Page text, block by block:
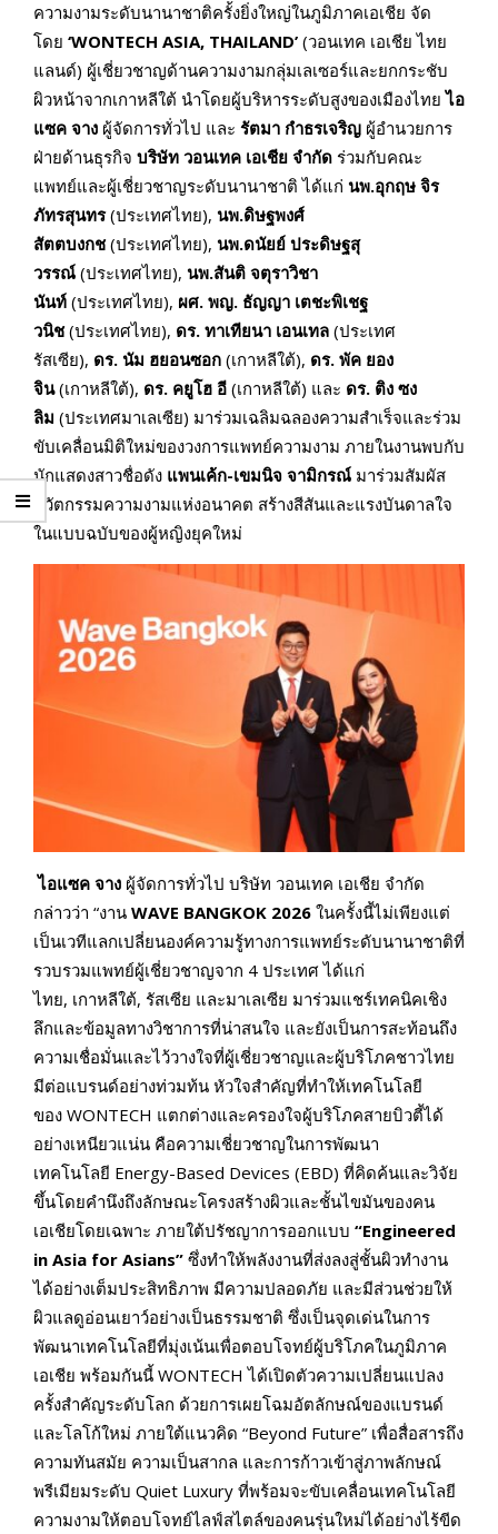
ความงามระดับนานาชาติครั้งยิ่งใหญ่ในภูมิภาคเอเชีย จัด
โดย ‘WONTECH ASIA, THAILAND’ (วอนเทค เอเชีย ไทย
แลนด์) ผู้เชี่ยวชาญด้านความงามกลุ่มเลเซอร์และยกกระชับ
ผิวหน้าจากเกาหลีใต้ นำโดยผู้บริหารระดับสูงของเมืองไทยไอ
แซค จาง ผู้จัดการทั่วไป และ รัตมา กำธรเจริญ ผู้อำนวยการ
ฝ่ายด้านธุรกิจ บริษัท วอนเทค เอเชีย จำกัด ร่วมกับคณะ
แพทย์และผู้เชี่ยวชาญระดับนานาชาติ ได้แก่ นพ.อุกฤษ จิร
ภัทรสุนทร(ประเทศไทย), นพ.ดิษฐพงศ์
สัตตบงกช(ประเทศไทย), นพ.ดนัยย์ ประดิษฐสุ
วรรณ์ (ประเทศไทย), นพ.สันติ จตุราวิชา
นันท์ (ประเทศไทย), ผศ. พญ. ธัญญา เตชะพิเชฐ
วนิช(ประเทศไทย), ดร. ทาเทียนา เอนเทล (ประเทศ
รัสเซีย), ดร. นัม ฮยอนซอก (เกาหลีใต้), ดร. พัค ยอง
จิน(เกาหลีใต้), ดร. คยูโฮ อี (เกาหลีใต้) และ ดร. ติง ซง
ลิม (ประเทศมาเลเซีย) มาร่วมเฉลิมฉลองความสำเร็จและร่วม
ขับเคลื่อนมิติใหม่ของวงการแพทย์ความงาม ภายในงานพบกับ
นักแสดงสาวชื่อดัง แพนเค้ก-เขมนิจ จามิกรณ์ มาร่วมสัมผัส
นวัตกรรมความงามแห่งอนาคต สร้างสีสันและแรงบันดาลใจ
ในแบบฉบับของผู้หญิงยุคใหม่
ไอแซค จาง ผู้จัดการทั่วไป บริษัท วอนเทค เอเชีย จำกัด
กล่าวว่า “งาน WAVE BANGKOK 2026 ในครั้งนี้ไม่เพียงแต่
เป็นเวทีแลกเปลี่ยนองค์ความรู้ทางการแพทย์ระดับนานาชาติที่
รวบรวมแพทย์ผู้เชี่ยวชาญจาก 4 ประเทศ ได้แก่
ไทย, เกาหลีใต้, รัสเซีย และมาเลเซีย มาร่วมแชร์เทคนิคเชิง
ลึกและข้อมูลทางวิชาการที่น่าสนใจ และยังเป็นการสะท้อนถึง
ความเชื่อมั่นและไว้วางใจที่ผู้เชี่ยวชาญและผู้บริโภคชาวไทย
มีต่อแบรนด์อย่างท่วมท้น หัวใจสำคัญที่ทำให้เทคโนโลยี
ของ WONTECH แตกต่างและครองใจผู้บริโภคสายบิวตี้ได้
อย่างเหนียวแน่น คือความเชี่ยวชาญในการพัฒนา
เทคโนโลยี Energy-Based Devices (EBD) ที่คิดค้นและวิจัย
ขึ้นโดยคำนึงถึงลักษณะโครงสร้างผิวและชั้นไขมันของคน
เอเชียโดยเฉพาะ ภายใต้ปรัชญาการออกแบบ “Engineered
in Asia for Asians” ซึ่งทำให้พลังงานที่ส่งลงสู่ชั้นผิวทำงาน
ได้อย่างเต็มประสิทธิภาพ มีความปลอดภัย และมีส่วนช่วยให้
ผิวแลดูอ่อนเยาว์อย่างเป็นธรรมชาติ ซึ่งเป็นจุดเด่นในการ
พัฒนาเทคโนโลยีที่มุ่งเน้นเพื่อตอบโจทย์ผู้บริโภคในภูมิภาค
เอเชีย พร้อมกันนี้ WONTECH ได้เปิดตัวความเปลี่ยนแปลง
ครั้งสำคัญระดับโลก ด้วยการเผยโฉมอัตลักษณ์ของแบรนด์
และโลโก้ใหม่ ภายใต้แนวคิด “Beyond Future” เพื่อสื่อสารถึง
ความทันสมัย ความเป็นสากล และการก้าวเข้าสู่ภาพลักษณ์
พรีเมียมระดับ Quiet Luxury ที่พร้อมจะขับเคลื่อนเทคโนโลยี
ความงามให้ตอบโจทย์ไลฟ์สไตล์ของคนรุ่นใหม่ได้อย่างไร้ขีด